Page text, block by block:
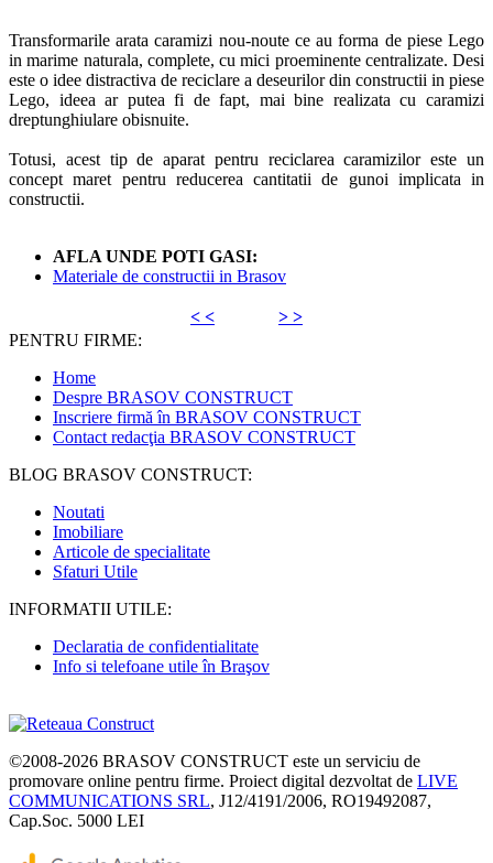
Transformarile arata caramizi nou-noute ce au forma de piese Lego
in marime naturala, complete, cu mici proeminente centralizate. Desi
este o idee distractiva de reciclare a deseurilor din constructii in piese
Lego, ideea ar putea fi de fapt, mai bine realizata cu caramizi
dreptunghiulare obisnuite.
Totusi, acest tip de aparat pentru reciclarea caramizilor este un
concept maret pentru reducerea cantitatii de gunoi implicata in
constructii.
AFLA UNDE POTI GASI:
Materiale de constructii in Brasov
< <
> >
PENTRU FIRME:
Home
Despre BRASOV CONSTRUCT
Inscriere firmă în BRASOV CONSTRUCT
Contact redacţia BRASOV CONSTRUCT
BLOG BRASOV CONSTRUCT:
Noutati
Imobiliare
Articole de specialitate
Sfaturi Utile
INFORMATII UTILE:
Declaratia de confidentialitate
Info si telefoane utile în Braşov
©2008-2026 BRASOV CONSTRUCT este un serviciu de
promovare online pentru firme. Proiect digital dezvoltat de LIVE
COMMUNICATIONS SRL, J12/4191/2006, RO19492087,
Cap.Soc. 5000 LEI